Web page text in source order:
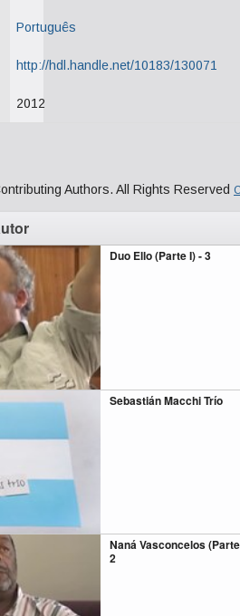
Português
http://hdl.handle.net/10183/130071
2012
Authors. All Rights Reserved
Duo Ello (Parte I) - 3
Sebastián Macchi Trío
Naná Vasconcelos
2